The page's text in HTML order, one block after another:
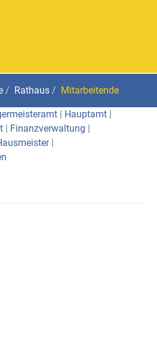
Rathaus Mitarbeitende
| Hauptamt |
| Finanzverwaltung |
|